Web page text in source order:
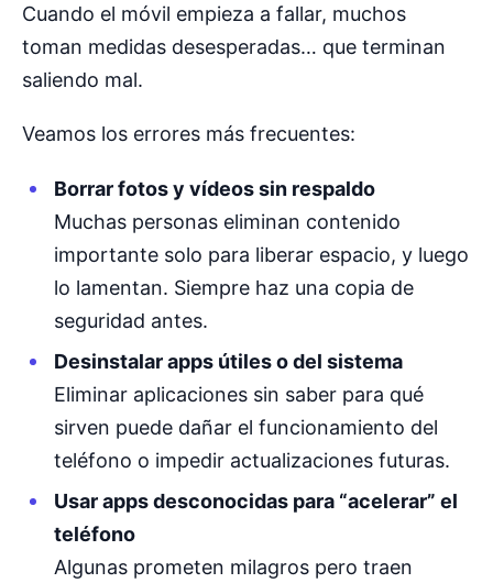
Cuando el móvil empieza a fallar, muchos
toman medidas desesperadas… que terminan
saliendo mal.
Veamos los errores más frecuentes:
Borrar fotos y vídeos sin respaldo
Muchas personas eliminan contenido
importante solo para liberar espacio, y luego
lo lamentan. Siempre haz una copia de
seguridad antes.
Desinstalar apps útiles o del sistema
Eliminar aplicaciones sin saber para qué
sirven puede dañar el funcionamiento del
teléfono o impedir actualizaciones futuras.
Usar apps desconocidas para “acelerar” el
teléfono
Algunas prometen milagros pero traen